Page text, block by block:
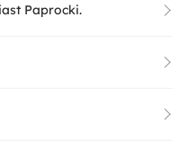
Paprocki.